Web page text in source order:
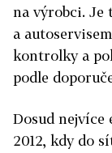
na výrobci. Je
a
kontrolky a
podle
Dosud
2012, kdy do